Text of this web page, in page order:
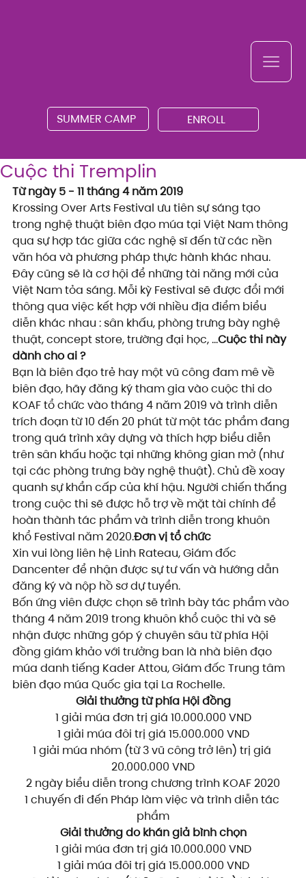
SUMMER CAMP ENROLL
Cuộc thi Tremplin
Từ ngày 5 - 11 tháng 4 năm 2019
Krossing Over Arts Festival ưu tiên sự sáng tạo
trong nghệ thuật biên đạo múa tại Việt Nam thông
qua sự hợp tác giữa các nghệ sĩ đến từ các nền
văn hóa và phương pháp thực hành khác nhau.
Đây cũng sẽ là cơ hội để những tài năng mới của
Việt Nam tỏa sáng. Mỗi kỳ Festival sẽ được đổi mới
thông qua việc kết hợp với nhiều địa điểm biểu
diễn khác nhau : sân khấu, phòng trưng bày nghệ
thuật, concept store, trường đại học, ...Cuộc thi này
dành cho ai ?
Bạn là biên đạo trẻ hay một vũ công đam mê về
biên đạo, hãy đăng ký tham gia vào cuộc thi do
KOAF tổ chức vào tháng 4 năm 2019 và trình diễn
trích đoạn từ 10 đến 20 phút từ một tác phẩm đang
trong quá trình xây dựng và thích hợp biểu diễn
trên sân khấu hoặc tại những không gian mở (như
tại các phòng trưng bày nghệ thuật). Chủ đề xoay
quanh sự khẩn cấp của khí hậu. Người chiến thắng
trong cuộc thi sẽ được hỗ trợ về mặt tài chính để
hoàn thành tác phẩm và trình diễn trong khuôn
khổ Festival năm 2020.Đơn vị tổ chức
Xin vui lòng liên hệ Linh Rateau, Giám đốc
Dancenter để nhận được sự tư vấn và hướng dẫn
đăng ký và nộp hồ sơ dự tuyển.
Bốn ứng viên được chọn sẽ trình bày tác phẩm vào
tháng 4 năm 2019 trong khuôn khổ cuộc thi và sẽ
nhận được những góp ý chuyên sâu từ phía Hội
đồng giám khảo với trưởng ban là nhà biên đạo
múa danh tiếng Kader Attou, Giám đốc Trung tâm
biên đạo múa Quốc gia tại La Rochelle.
Giải thưởng từ phía Hội đồng
1 giải múa đơn trị giá 10.000.000 VND
1 giải múa đôi trị giá 15.000.000 VND
1 giải múa nhóm (từ 3 vũ công trở lên) trị giá
20.000.000 VND
2 ngày biểu diễn trong chương trình KOAF 2020
1 chuyến đi đến Pháp làm việc và trình diễn tác
phẩm
Giải thưởng do khán giả bình chọn
1 giải múa đơn trị giá 10.000.000 VND
1 giải múa đôi trị giá 15.000.000 VND